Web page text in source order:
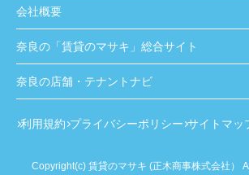
会社概要
奈良の「賃貸のマサキ」総合サイト
奈良の店舗・テナントナビ
利用規約 プライバシーポリシー サイトマッ
Copyright(c) 賃貸のマサキ (正木商事株式会社）